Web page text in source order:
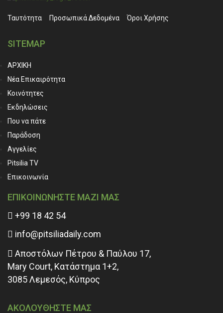
Ταυτότητα Προσωπικά ∆εδομένα Όροι Χρήσης
SITEMAP
ΑΡΧΙΚΗ
Νέα Επικαιρότητα
Κοινότητες
Εκδηλώσεις
Που να πάτε
Παράδοση
Αγγελίες
Pitsilia TV
Επικοινωνία
ΕΠΙΚΟΙΝΩΝΗΣΤΕ ΜΑΖΙ ΜΑΣ
+99 18 42 54
info@pitsiliadaily.com
Αποστόλων Πέτρου & Παύλου 17,
Mary Court, Κατάστημα 1+2,
3085 Λεμεσός, Κύπρος
ΑΚΟΛΟΥΘΗΣΤΕ ΜΑΣ